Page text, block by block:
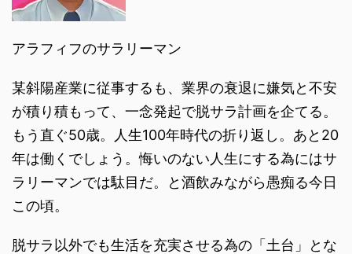
アラフィフのサラリーマン
某斜陽産業に従事するも、業界の衰退に嫌気と不安
が積り積もって、一念発起で脱サラ計画を企てる。
もう直ぐ50歳。人生100年時代の折り返し。あと20
年は働くでしょう。悔いのない人生にする為にはサ
ラリーマンでは駄目だ。と酒飲みながら愚痴る今日
この頃。
脱サラ以外でも生活を充実させる為の「土台」とな